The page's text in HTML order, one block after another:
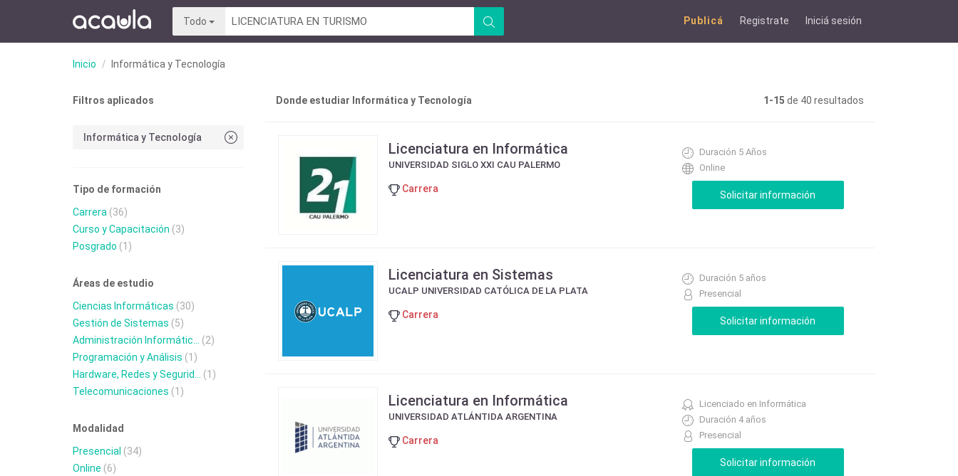
Todo Publicá Registrate Iniciá sesión
Inicio Informática y Tecnología
Filtros aplicados
Informática y Tecnología
Tipo de formación
Carrera (36)
Curso y Capacitación (3)
Posgrado (1)
Áreas de estudio
Ciencias Informáticas (30)
Gestión de Sistemas (5)
Administración Informátic...
(2)
Programación y Análisis (1)
Hardware, Redes y Segurid...
(1)
Telecomunicaciones (1)
Modalidad
Presencial (34)
Online (6)
Donde estudiar Informática y Tecnología 1-15 de 40 resultados
Licenciatura en Informática
UNIVERSIDAD SIGLO XXI CAU PALERMO
Carrera
Duración 5 Años
Online
Licenciatura en Sistemas
UCALP UNIVERSIDAD CATÓLICA DE LA PLATA
Carrera
Duración 5 años
Presencial
Licenciatura en Informática
UNIVERSIDAD ATLÁNTIDA ARGENTINA
Carrera
Licenciado en Informática
Duración 4 años
Presencial